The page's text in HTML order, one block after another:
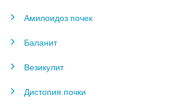
Амилоидоз почек
Баланит
Везикулит
Дистопия почки